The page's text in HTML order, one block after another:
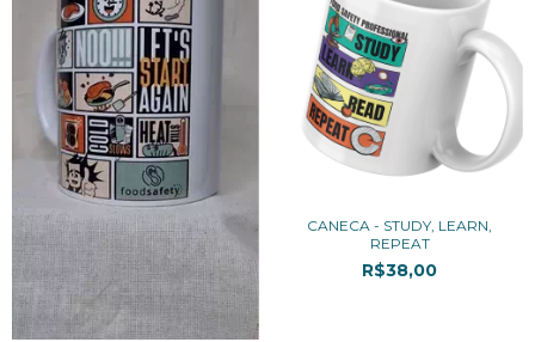
CANECA - STUDY, LEARN,
REPEAT
R$38,00